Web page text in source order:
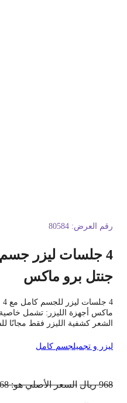
العرض: 80584
برو ماكس
4 جلسات
أجهزة الليزر: تشمل خاصية
كشفية الليزر فقط مجانًا
و تجميلجسم كامل
ريال السعر الأصلي هو: 968 ريال.